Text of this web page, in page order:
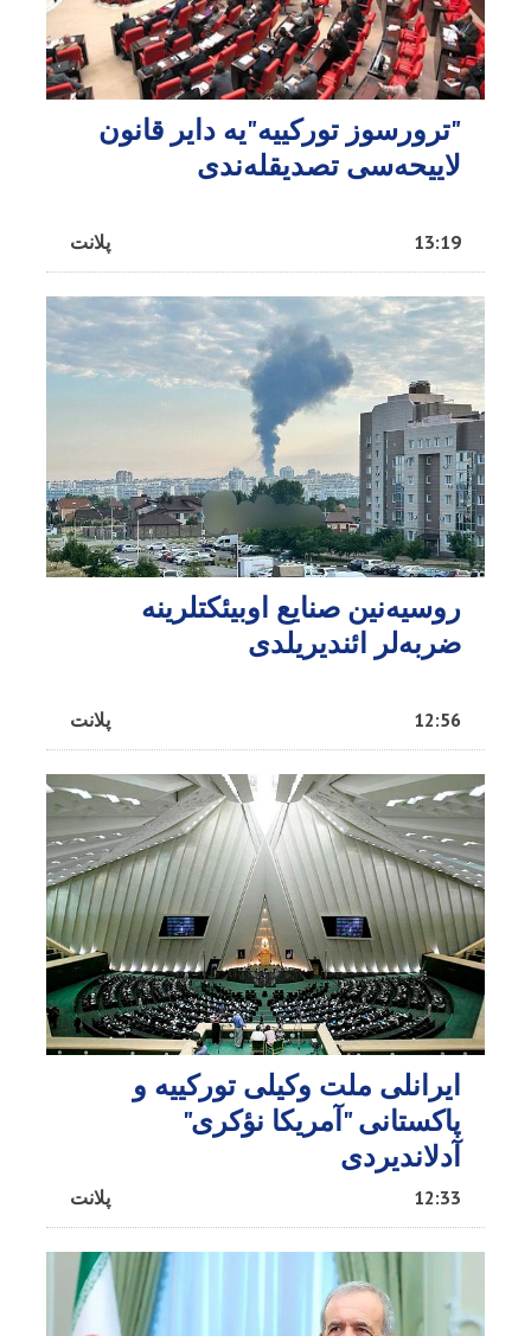
"ترورسوز تورکییه"یه دایر قانون
لاییحه‌سی تصدیقله‌ندی
پلانت 13:19
روسیه‌نین صنایع اوبیئکتلرینه
ضربه‌لر ائندیریلدی
پلانت 12:56
ایرانلی ملت وکیلی تورکییه و
پاکستانی "آمریکا نؤکری"
آدلاندیردی
پلانت 12:33